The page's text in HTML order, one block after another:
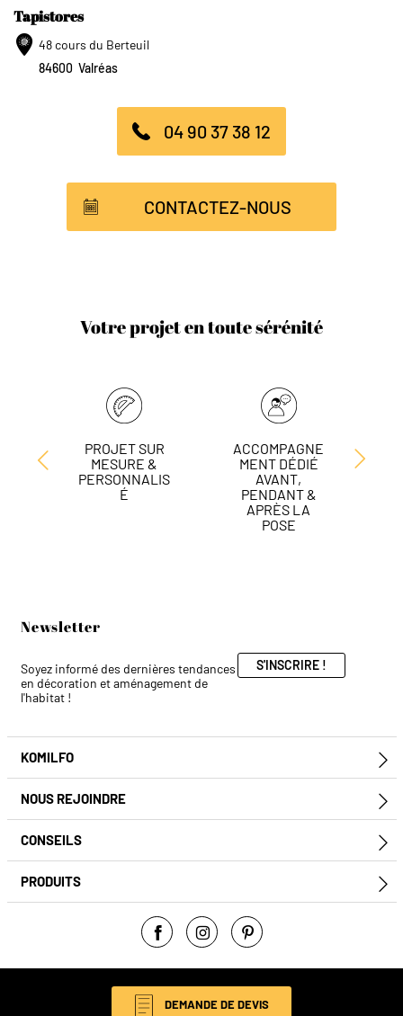
Tapistores
48 cours du Berteuil
84600 Valréas
04 90 37 38 12
CONTACTEZ-NOUS
Votre projet en toute sérénité
PROJET SUR
MESURE &
PERSONNALIS
É
ACCOMPAGNE
MENT DÉDIÉ
AVANT,
PENDANT &
APRÈS LA
POSE
Newsletter
Soyez informé des dernières tendances
en décoration et aménagement de
l'habitat !
S'INSCRIRE !
KOMILFO
NOUS REJOINDRE
CONSEILS
PRODUITS
Facebook
Instagram
Pinterest
DEMANDE DE DEVIS